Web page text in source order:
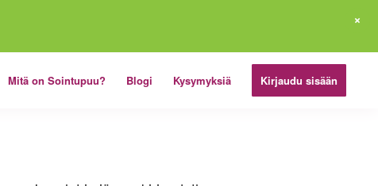
Mitä on Sointupuu? Blogi Kysymyksiä Kirjaudu sisään